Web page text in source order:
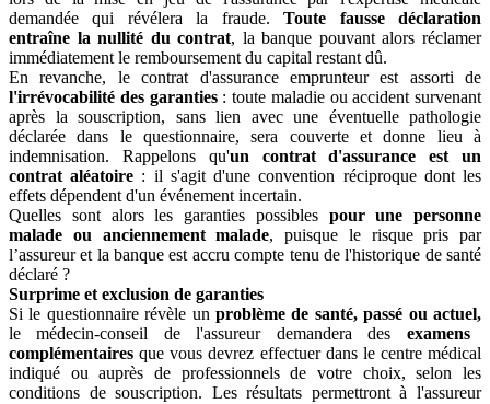
demandée qui révélera la fraude.Toute fausse déclaration
entraîne la nullité du contrat, la banque pouvant alors réclamer
immédiatement le remboursement du capital restant dû.
En revanche, le contrat d'assurance emprunteur est assorti de
l'irrévocabilité des garanties: toute maladie ou accident survenant
après la souscription, sans lien avec une éventuelle pathologie
déclarée dans le questionnaire, sera couverte et donne lieu à
indemnisation. Rappelons qu'un contrat d'assurance est un
contrat aléatoire : il s'agit d'une convention réciproque dont les
effets dépendent d'un événement incertain.
Quelles sont alors les garanties possibles pour une personne
malade ou anciennement malade, puisque le risque pris par
l’assureur et la banque est accru compte tenu de l'historique de santé
déclaré ?
Surprime et exclusion de garanties
Si le questionnaire révèle un problème de santé, passé ou actuel,
le médecin-conseil de l'assureur demandera des examens
complémentairesque vous devrez effectuer dans le centre médical
indiqué ou auprès de professionnels de votre choix, selon les
conditions de souscription. Les résultats permettront à l'assureur